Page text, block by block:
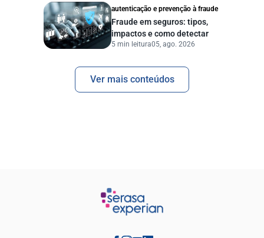
autenticação e prevenção à fraude
Fraude em seguros: tipos,
impactos e como detectar
5 min leitura05, ago. 2026
Ver mais conteúdos